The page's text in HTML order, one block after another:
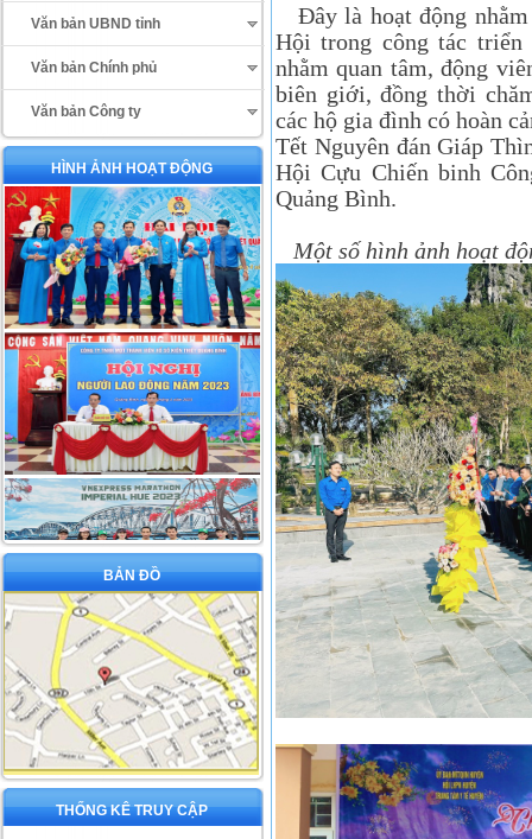
Văn bản UBND tỉnh
Văn bản Chính phủ
Văn bản Công ty
HÌNH ẢNH HOẠT ĐỘNG
BẢN ĐỒ
THỐNG KÊ TRUY CẬP
Đây là hoạt động
Hội trong công tác
nhằm quan tâm, động
biên giới, đồng thời
các hộ gia đình có hoàn
Tết Nguyên đán Giáp
Hội Cựu Chiến binh
Quảng Bình.
Một số hình ảnh hoạt